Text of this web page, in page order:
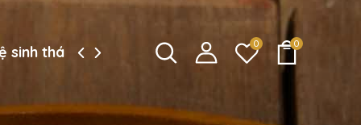
sinh thái công ty 0 0